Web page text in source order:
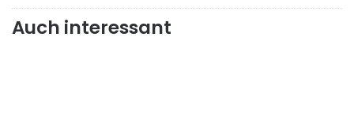
Auch interessant